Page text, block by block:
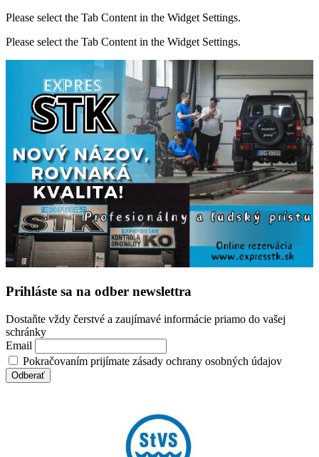
Please select the Tab Content in the Widget Settings.
Please select the Tab Content in the Widget Settings.
Prihláste sa na odber newslettra
Dostaňte vždy čerstvé a zaujímavé informácie priamo do vašej
schránky
Email
Pokračovaním prijímate zásady ochrany osobných údajov